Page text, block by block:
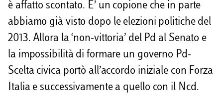
è affatto scontato. E’ un copione che in parte
abbiamo già visto dopo le elezioni politiche del
2013. Allora la ‘non-vittoria’ del Pd al Senato e
la impossibilità di formare un governo Pd-
Scelta civica portò all’accordo iniziale con Forza
Italia e successivamente a quello con il Ncd.